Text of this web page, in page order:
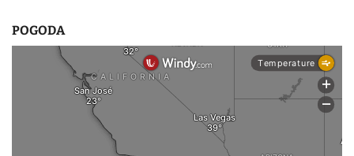
POGODA